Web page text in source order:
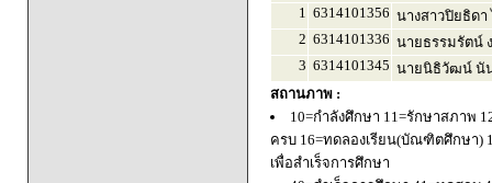
1 6314101356 นางสาวปิยธิดา
2 6314101336 นายธรรมรัตน์
3 6314101345 นายนิธิวัฒน์ นั
สถานภาพ :
10=กำลังศึกษา 11=รักษาสภาพ
ครบ 16=ทดลองเรียน(บัณฑิตศึกษา)
เพื่อสำเร็จการศึกษา